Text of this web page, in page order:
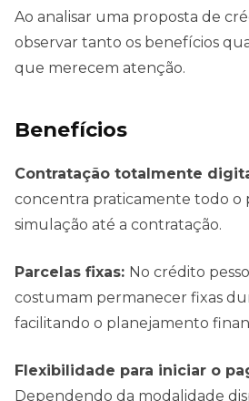
Ao analisar uma proposta de
observar tanto os benefícios
que merecem atenção.
Benefícios
Contratação totalmente
concentra praticamente todo o
simulação até a contratação.
Parcelas fixas: No crédito
costumam permanecer fixas
facilitando o planejamento
Flexibilidade para iniciar o
Dependendo da modalidade